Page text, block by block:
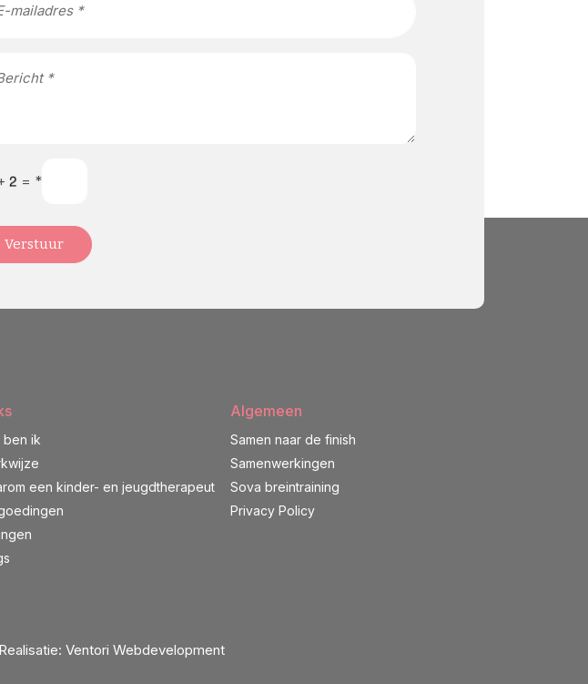
mailadres *
*
= *
Verstuur
ben ik
een kinder- en jeugdtherapeut
Algemeen
Samen naar de finish
Samenwerkingen
Sova breintraining
Privacy Policy
Realisatie: Ventori Webdevelopment